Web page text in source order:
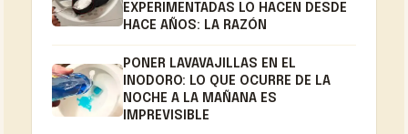
EXPERIMENTADAS LO HACEN DESDE
HACE AÑOS: LA RAZÓN
PONER LAVAVAJILLAS EN EL
INODORO: LO QUE OCURRE DE LA
NOCHE A LA MAÑANA ES
IMPREVISIBLE